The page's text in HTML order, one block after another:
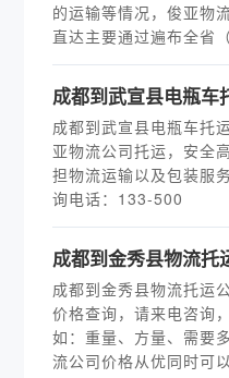
的运输等情况，俊亚物
直达主要通过遍布全省
成都到武宣县电瓶车
成都到武宣县电瓶车托
亚物流公司托运，安全
担物流运输以及包装服
询电话：133-500
成都到金秀县物流托
成都到金秀县物流托运
价格查询，请来电咨询
如：重量、方量、需要
流公司价格从优同时可以